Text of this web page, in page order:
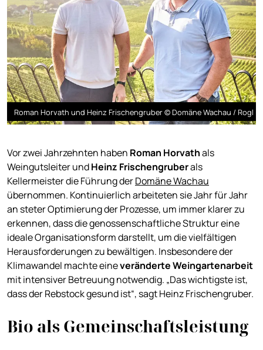
Roman Horvath und Heinz Frischengruber © Domäne Wachau / Rogl
Vor zwei Jahrzehnten haben Roman Horvathals
Weingutsleiter undHeinz Frischengruberals
Kellermeister die Führung derDomäne Wachau
übernommen. Kontinuierlich arbeiteten sie Jahr für Jahr
an steter Optimierung der Prozesse, um immer klarer zu
erkennen, dass die genossenschaftliche Struktur eine
ideale Organisationsform darstellt, um die vielfältigen
Herausforderungen zu bewältigen. Insbesondere der
Klimawandel machte eineveränderte Weingartenarbeit
mit intensiver Betreuung notwendig. „Das wichtigste ist,
dass der Rebstock gesund ist“, sagt Heinz Frischengruber.
Bio als Gemeinschaftsleistung